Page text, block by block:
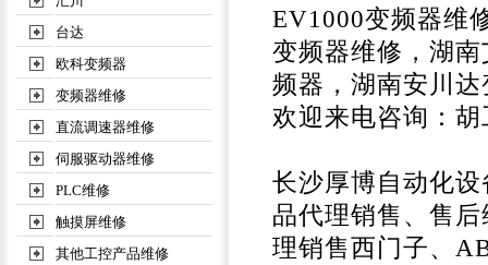
台达
欧科变频器
变频器维修
直流调速器维修
伺服驱动器维修
PLC维修
触摸屏维修
其他工控产品维修
EV1000变频器维
变频器维修，湖
频器，湖南安川达
欢迎来电咨询：
长沙厚博自动化
品代理销售、售
理销售西门子、